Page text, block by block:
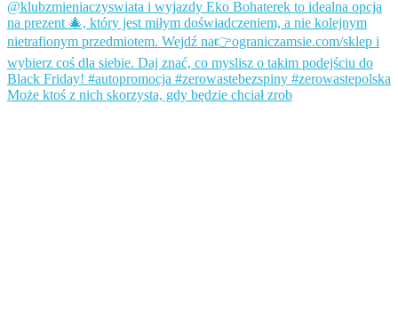
Może ktoś z nich skorzysta, gdy będzie chciał zrob